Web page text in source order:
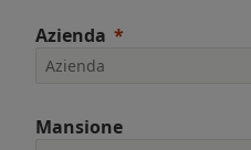
Azienda
Mansione